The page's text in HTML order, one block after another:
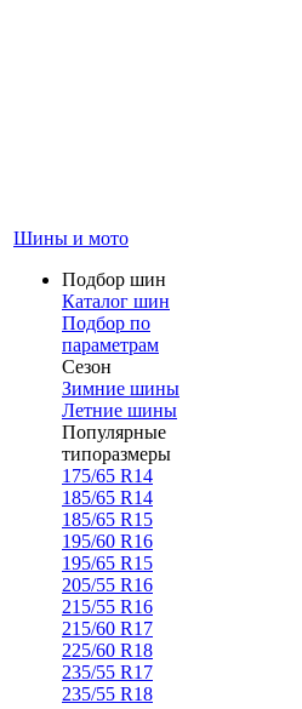
Шины и мото
Подбор шин
Каталог шин
Подбор по
параметрам
Сезон
Зимние шины
Летние шины
Популярные
типоразмеры
175/65 R14
185/65 R14
185/65 R15
195/60 R16
195/65 R15
205/55 R16
215/55 R16
215/60 R17
225/60 R18
235/55 R17
235/55 R18